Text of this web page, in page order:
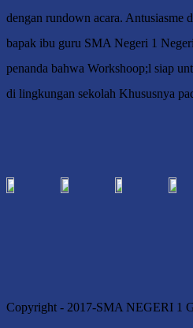
dengan rundown acara. Antusiasme
bapak ibu guru SMA Negeri 1
penanda bahwa Workshoop;l siap
di lingkungan sekolah Khususnya
Copyright - 2017-SMA NEGERI 1